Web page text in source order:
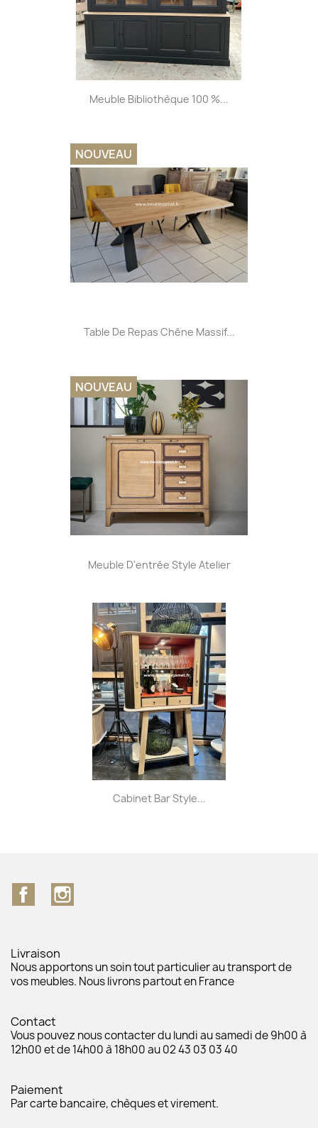
Meuble Bibliothèque 100 %...
Table De Repas Chêne Massif...
NOUVEAU
Meuble D'entrée Style Atelier
NOUVEAU
Cabinet Bar Style...
Facebook
Livraison
Nous apportons un soin tout particulier au transport de
vos meubles. Nous livrons partout en France
Contact
Vous pouvez nous contacter du lundi au samedi de 9h00 à
12h00 et de 14h00 à 18h00 au 02 43 03 03 40
Paiement
Par carte bancaire, chèques et virement.